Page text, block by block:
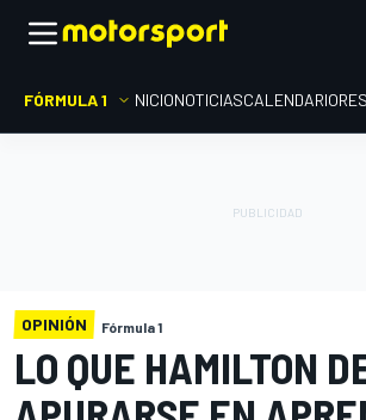
FÓRMULA 1 INICIONOTICIASCALENDARIO
OPINIÓN Fórmula 1
LO QUE HAMILTON